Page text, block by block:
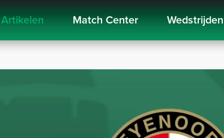
Artikelen Match Center Wedstrijden